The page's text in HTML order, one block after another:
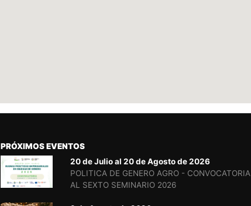
PRÓXIMOS EVENTOS
20 de Julio al 20 de Agosto de 2026
POLITICA DE GENERO AGRO - CONVOCATORIA
AL SEXTO SEMINARIO 2026